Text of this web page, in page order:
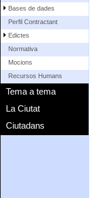
Bases de dades
Perfil Contractant
Edictes
Normativa
Mocions
Recursos Humans
Tema a tema
La Ciutat
Ciutadans